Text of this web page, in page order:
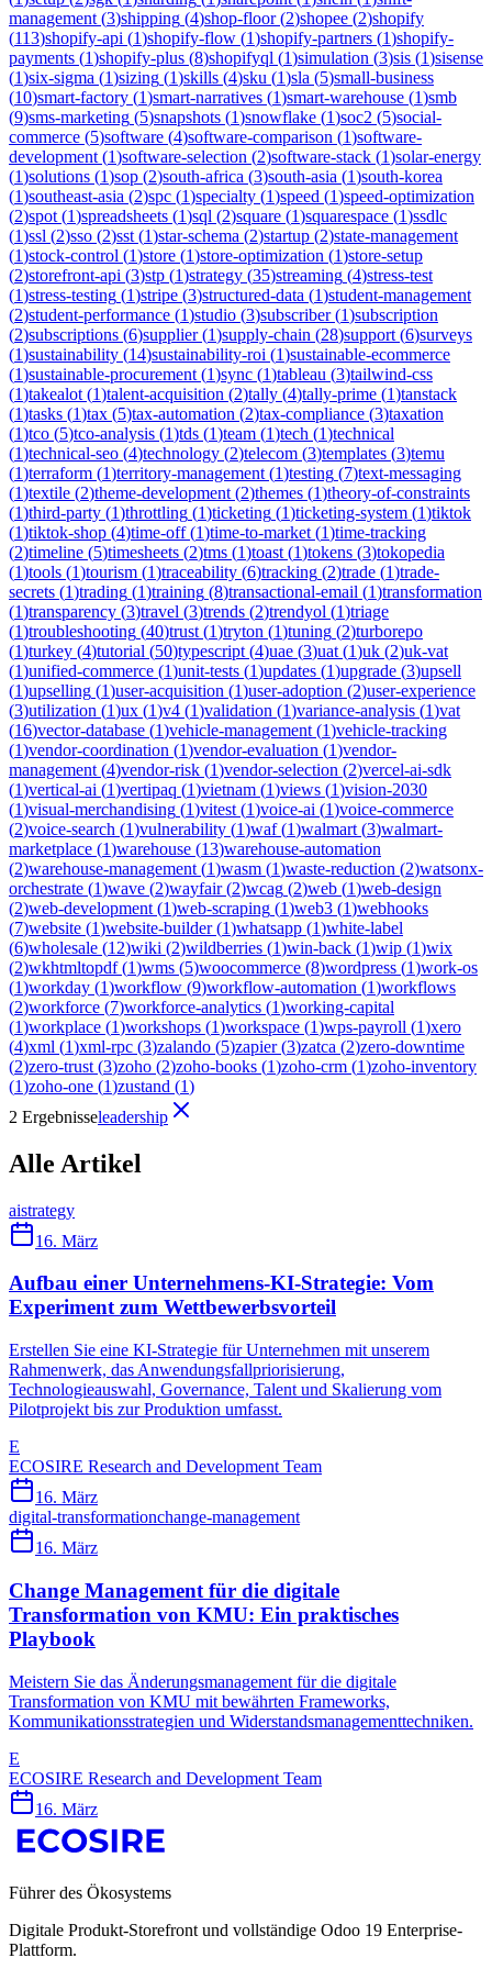
management (3)shipping (4)shop-floor(2)shopee (2)shopify
(113)shopify-api (1)shopify-flow (1)shopify-partners (1)shopify-
payments (1)shopify-plus (8)shopifyql (1)simulation (3)sis (1)sisense
(1)six-sigma (1)sizing (1)skills (4)sku (1)sla (5)small-business
(10)smart-factory (1)smart-narratives (1)smart-warehouse (1)smb
(9)sms-marketing (5)snapshots (1)snowflake (1)soc2 (5)social-
commerce (5)software (4)software-comparison (1)software-
development (1)software-selection (2)software-stack (1)solar-energy
(1)solutions (1)sop (2)south-africa (3)south-asia (1)south-korea
(1)southeast-asia (2)spc (1)specialty (1)speed (1)speed-optimization
(2)spot (1)spreadsheets (1)sql (2)square (1)squarespace (1)ssdlc
(1)ssl (2)sso (2)sst (1)star-schema (2)startup (2)state-management
(1)stock-control (1)store (1)store-optimization (1)store-setup
(2)storefront-api (3)stp (1)strategy (35)streaming (4)stress-test
(1)stress-testing (1)stripe (3)structured-data (1)student-management
(2)student-performance (1)studio (3)subscriber(1)subscription
(2)subscriptions (6)supplier(1)supply-chain (28)support (6)surveys
(1)sustainability (14)sustainability-roi (1)sustainable-ecommerce
(1)sustainable-procurement (1)sync (1)tableau (3)tailwind-css
(1)takealot (1)talent-acquisition (2)tally (4)tally-prime (1)tanstack
(1)tasks (1)tax (5)tax-automation (2)tax-compliance (3)taxation
(1)tco (5)tco-analysis (1)tds (1)team (1)tech (1)technical
(1)technical-seo (4)technology (2)telecom (3)templates (3)temu
(1)terraform (1)territory-management (1)testing (7)text-messaging
(1)textile (2)theme-development (2)themes (1)theory-of-constraints
(1)third-party (1)throttling (1)ticketing (1)ticketing-system (1)tiktok
(1)tiktok-shop (4)time-off(1)time-to-market (1)time-tracking
(2)timeline (5)timesheets (2)tms (1)toast (1)tokens (3)tokopedia
(1)tools (1)tourism (1)traceability (6)tracking (2)trade (1)trade-
secrets (1)trading (1)training (8)transactional-email (1)transformation
(1)transparency (3)travel (3)trends (2)trendyol (1)triage
(1)troubleshooting (40)trust (1)tryton (1)tuning (2)turborepo
(1)turkey (4)tutorial (50)typescript (4)uae (3)uat (1)uk (2)uk-vat
(1)unified-commerce (1)unit-tests (1)updates (1)upgrade (3)upsell
(1)upselling (1)user-acquisition (1)user-adoption (2)user-experience
(3)utilization (1)ux (1)v4 (1)validation (1)variance-analysis (1)vat
(16)vector-database (1)vehicle-management (1)vehicle-tracking
(1)vendor-coordination (1)vendor-evaluation (1)vendor-
management (4)vendor-risk (1)vendor-selection (2)vercel-ai-sdk
(1)vertical-ai (1)vertipaq (1)vietnam (1)views (1)vision-2030
(1)visual-merchandising (1)vitest (1)voice-ai (1)voice-commerce
(2)voice-search (1)vulnerability (1)waf(1)walmart (3)walmart-
marketplace (1)warehouse (13)warehouse-automation
(2)warehouse-management (1)wasm (1)waste-reduction (2)watsonx-
orchestrate (1)wave (2)wayfair(2)wcag (2)web (1)web-design
(2)web-development (1)web-scraping (1)web3 (1)webhooks
(7)website (1)website-builder(1)whatsapp (1)white-label
(6)wholesale (12)wiki (2)wildberries (1)win-back (1)wip (1)wix
(2)wkhtmltopdf(1)wms (5)woocommerce (8)wordpress (1)work-os
(1)workday (1)workflow (9)workflow-automation (1)workflows
(2)workforce (7)workforce-analytics (1)working-capital
(1)workplace (1)workshops (1)workspace (1)wps-payroll (1)xero
(4)xml (1)xml-rpc (3)zalando (5)zapier(3)zatca (2)zero-downtime
(2)zero-trust (3)zoho (2)zoho-books (1)zoho-crm (1)zoho-inventory
(1)zoho-one (1)zustand (1)
2 Ergebnisseleadership
Alle Artikel
aistrategy
16. März
Aufbau einer Unternehmens-KI-Strategie: Vom
Experiment zum Wettbewerbsvorteil
Erstellen Sie eine KI-Strategie für Unternehmen mit unserem
Rahmenwerk, das Anwendungsfallpriorisierung,
Technologieauswahl, Governance, Talent und Skalierung vom
Pilotprojekt bis zur Produktion umfasst.
E
ECOSIRE Research and Development Team
16. März
digital-transformationchange-management
16. März
Change Management für die digitale
Transformation von KMU: Ein praktisches
Playbook
Meistern Sie das Änderungsmanagement für die digitale
Transformation von KMU mit bewährten Frameworks,
Kommunikationsstrategien und Widerstandsmanagementtechniken.
E
ECOSIRE Research and Development Team
16. März
Führer des Ökosystems
Digitale Produkt-Storefront und vollständige Odoo 19 Enterprise-
Plattform.